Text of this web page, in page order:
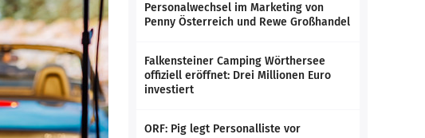
Personalwechsel im Marketing von
Penny Österreich und Rewe Großhandel
Falkensteiner Camping Wörthersee
offiziell eröffnet: Drei Millionen Euro
investiert
ORF: Pig legt Personalliste vor